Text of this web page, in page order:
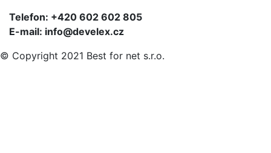
Telefon: +420 602 602 805
E-mail: info@develex.cz
© Copyright 2021 Best for net s.r.o.